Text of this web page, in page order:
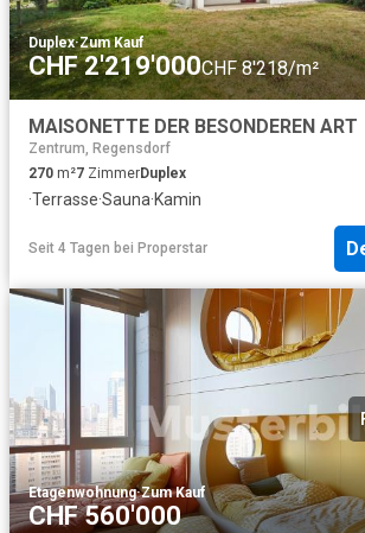
Duplex·Zum Kauf
CHF 2'219'000CHF 8'218/m²
MAISONETTE DER BESONDEREN ART
Zentrum, Regensdorf
270 m²7 ZimmerDuplex
·Terrasse·Sauna·Kamin
Seit 4 Tagen bei Properstar
Etagenwohnung·Zum Kauf
CHF 560'000